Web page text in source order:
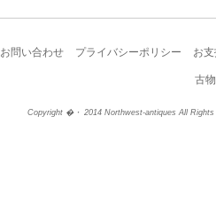
お問い合わせ プライバシーポリシー お
古
Copyright �・ 2014 Northwest-antiques All